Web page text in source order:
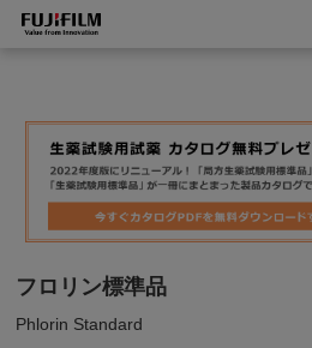
フロリン標準品
Phlorin Standard